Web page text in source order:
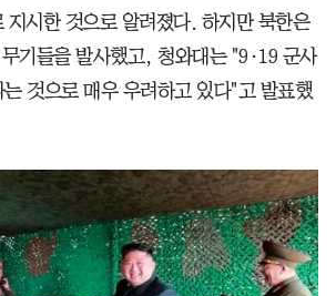
지시한 것으로 알려졌다. 하지만 북한은
기들을 발사했고, 청와대는 "9·19 군사
것으로 매우 우려하고 있다"고 발표했